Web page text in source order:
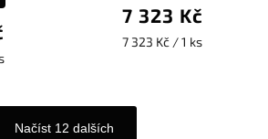
7 323 Kč
7 323 Kč / 1 ks
Načíst 12 dalších